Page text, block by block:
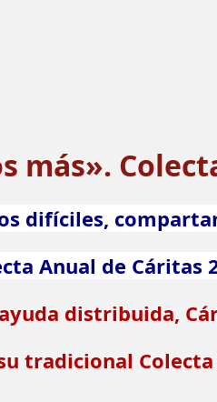
difíciles,
Anual de Cáritas
distribuida,
tradicional